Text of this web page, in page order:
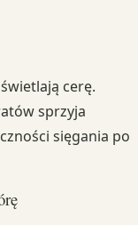
cerę.
sprzyja
sięgania po